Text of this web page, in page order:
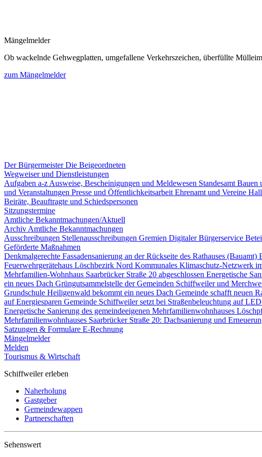
Mängelmelder
Ob wackelnde Gehwegplatten, umgefallene Verkehrszeichen, überfüllte
zum Mängelmelder
Der BürgermeisterDie Beigeordneten
Wegweiser und Dienstleistungen
Aufgaben a-z Ausweise, Bescheinigungen und Meldewesen Standesamt Bauen
und Veranstaltungen Presse und Öffentlichkeitsarbeit Ehrenamt und Vereine
Beiräte, Beauftragte und Schiedspersonen
Sitzungstermine
Amtliche Bekanntmachungen/Aktuell
Archiv Amtliche Bekanntmachungen
Ausschreibungen Stellenausschreibungen Gremien Digitaler Bürgerservice
Geförderte Maßnahmen
Denkmalgerechte Fassadensanierung an der Rückseite des Rathauses (Bauamt)
Feuerwehrgerätehaus Löschbezirk Nord Kommunales Klimaschutz-Netzwerk
Mehrfamilien-Wohnhaus Saarbrücker Straße 20 abgeschlossen Energetische
ein neues Dach Grüngutsammelstelle der Gemeinden Schiffweiler und
Grundschule Heiligenwald bekommt ein neues Dach Gemeinde schafft neuen
auf Energiesparen Gemeinde Schiffweiler setzt bei Straßenbeleuchtung auf
Energetische Sanierung des gemeindeeigenen Mehrfamilienwohnhauses
Mehrfamilienwohnhauses Saarbrücker Straße 20: Dachsanierung und
Satzungen & Formulare E-Rechnung
Mängelmelder
Melden
Tourismus & Wirtschaft
Schiffweiler erleben
Naherholung
Gastgeber
Gemeindewappen
Partnerschaften
Sehenswert